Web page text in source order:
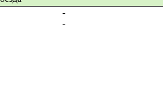
-
-